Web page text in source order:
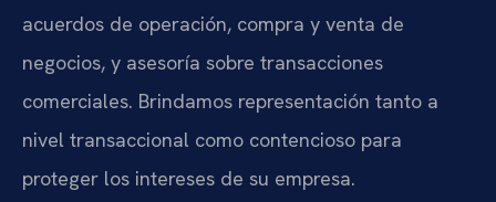
acuerdos de operación, compra y venta de
negocios, y asesoría sobre transacciones
comerciales. Brindamos representación tanto a
nivel transaccional como contencioso para
proteger los intereses de su empresa.